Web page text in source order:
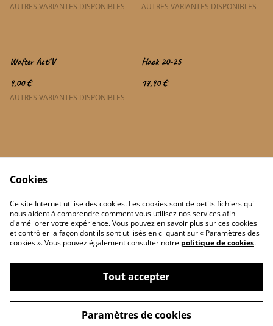
AUTRES VARIANTES DISPONIBLES AUTRES VARIANTES DISPONIBLES
Wafter Acti’V
9,00 €
AUTRES VARIANTES DISPONIBLES
Hack 20-25
17,90 €
Politique de confidentialité
Politique de cookies
©2026Le Carpiste artisanal Français
powered by
Cookies
Ce site Internet utilise des cookies. Les cookies sont de petits fichiers qui
nous aident à comprendre comment vous utilisez nos services afin
d'améliorer votre expérience. Vous pouvez en savoir plus sur ces cookies
et contrôler la façon dont ils sont utilisés en cliquant sur « Paramètres des
cookies ». Vous pouvez également consulter notre politique de cookies.
Tout accepter
Paramètres de cookies